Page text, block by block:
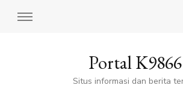
Portal K9866
Situs informasi dan berita